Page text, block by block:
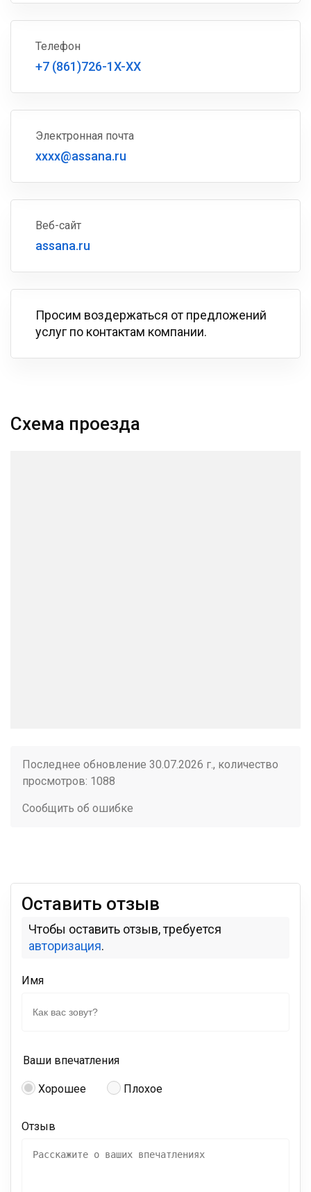
Телефон
+7 (861)726-1X-XX
Электронная почта
xxxx@assana.ru
Веб-сайт
assana.ru
Просим воздержаться от предложений
услуг по контактам компании.
Схема проезда
Последнее обновление 30.07.2026 г., количество
просмотров: 1088
Сообщить об ошибке
Оставить отзыв
Чтобы оставить отзыв, требуется
авторизация.
Имя
Ваши впечатления
Хорошее Плохое
Отзыв